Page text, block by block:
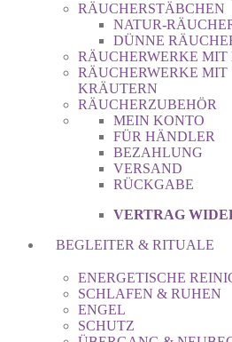
RÄUCHERSTÄBCHEN
NATUR-
DÜNNE
RÄUCHERWERKE MIT
RÄUCHERWERKE MIT
KRÄUTERN
RÄUCHERZUBEHÖR
MEIN KONTO
FÜR HÄNDLER
BEZAHLUNG
VERSAND
RÜCKGABE
VERTRAG
BEGLEITER & RITUALE
ENERGETISCHE
SCHLAFEN & RUHEN
ENGEL
SCHUTZ